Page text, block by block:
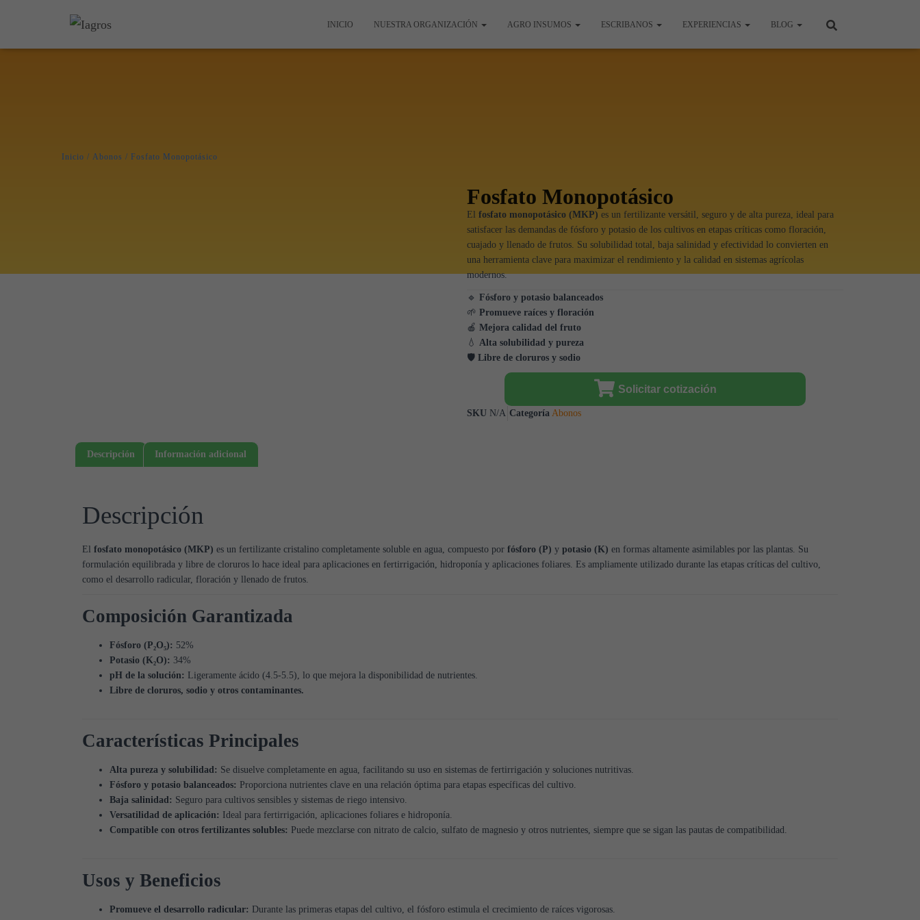
INICIO NUESTRA ORGANIZACIÓN AGRO INSUMOS ESCRIBANOS EXPERIENCIAS BLOG
Inicio / Abonos / Fosfato Monopotásico
Fosfato Monopotásico
El fosfato monopotásico (MKP) es un fertilizante versátil, seguro y de alta pureza, ideal para
satisfacer las demandas de fósforo y potasio de los cultivos en etapas críticas como floración,
cuajado y llenado de frutos. Su solubilidad total, baja salinidad y efectividad lo convierten en
una herramienta clave para maximizar el rendimiento y la calidad en sistemas agrícolas
modernos.
🔹 Fósforo y potasio balanceados
🌱 Promueve raíces y floración
🍎 Mejora calidad del fruto
💧 Alta solubilidad y pureza
🛡️ Libre de cloruros y sodio
Solicitar cotización
SKU N/A Categoría Abonos
Descripción Información adicional
Descripción
El fosfato monopotásico (MKP) es un fertilizante cristalino completamente soluble en agua, compuesto por fósforo (P) y potasio (K) en formas altamente asimilables por las plantas. Su
formulación equilibrada y libre de cloruros lo hace ideal para aplicaciones en fertirrigación, hidroponía y aplicaciones foliares. Es ampliamente utilizado durante las etapas críticas del cultivo,
como el desarrollo radicular, floración y llenado de frutos.
Composición Garantizada
Fósforo (P₂O₅): 52%
Potasio (K₂O): 34%
pH de la solución: Ligeramente ácido (4.5-5.5), lo que mejora la disponibilidad de nutrientes.
Libre de cloruros, sodio y otros contaminantes.
Características Principales
Alta pureza y solubilidad: Se disuelve completamente en agua, facilitando su uso en sistemas de fertirrigación y soluciones nutritivas.
Fósforo y potasio balanceados: Proporciona nutrientes clave en una relación óptima para etapas específicas del cultivo.
Baja salinidad: Seguro para cultivos sensibles y sistemas de riego intensivo.
Versatilidad de aplicación: Ideal para fertirrigación, aplicaciones foliares e hidroponía.
Compatible con otros fertilizantes solubles: Puede mezclarse con nitrato de calcio, sulfato de magnesio y otros nutrientes, siempre que se sigan las pautas de compatibilidad.
Usos y Beneficios
Promueve el desarrollo radicular: Durante las primeras etapas del cultivo, el fósforo estimula el crecimiento de raíces vigorosas.